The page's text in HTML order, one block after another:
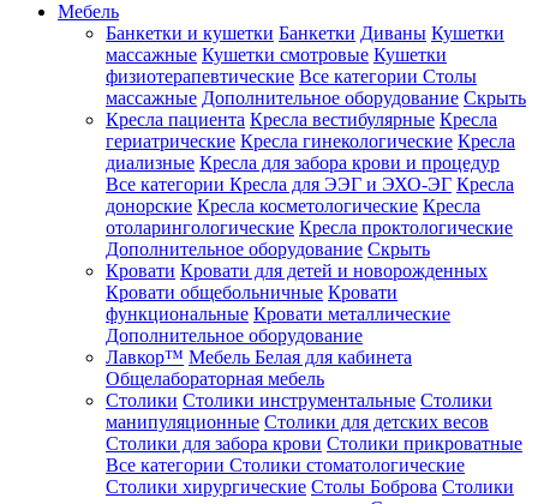
Мебель
Банкетки и кушетки Банкетки Диваны Кушетки
массажные Кушетки смотровые Кушетки
физиотерапевтические Все категории Столы
массажные Дополнительное оборудование Скрыть
Кресла пациента Кресла вестибулярные Кресла
гериатрические Кресла гинекологические Кресла
диализные Кресла для забора крови и процедур
Все категории Кресла для ЭЭГ и ЭХО-ЭГ Кресла
донорские Кресла косметологические Кресла
отоларингологические Кресла проктологические
Дополнительное оборудование Скрыть
Кровати Кровати для детей и новорожденных
Кровати общебольничные Кровати
функциональные Кровати металлические
Дополнительное оборудование
Лавкор™ Мебель Белая для кабинета
Общелабораторная мебель
Столики Столики инструментальные Столики
манипуляционные Столики для детских весов
Столики для забора крови Столики прикроватные
Все категории Столики стоматологические
Столики хирургические Столы Боброва Столики